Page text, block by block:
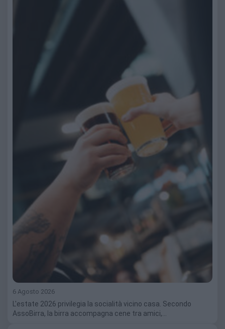
6 Agosto 2026
L'estate 2026 privilegia la socialità vicino casa. Secondo
AssoBirra, la birra accompagna cene tra amici,…